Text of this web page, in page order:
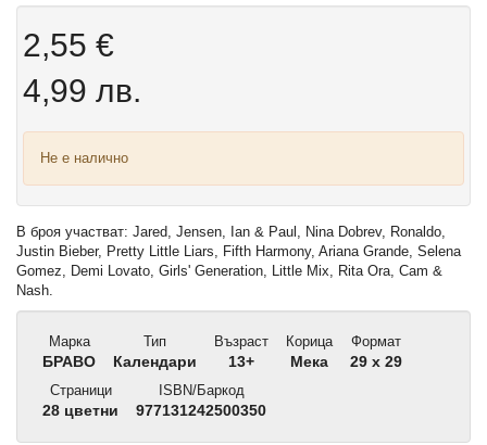
2,55 €
4,99 лв.
Не е налично
В броя участват: Jared, Jensen, Ian & Paul, Nina Dobrev, Ronaldo,
Justin Bieber, Pretty Little Liars, Fifth Harmony, Ariana Grande, Selena
Gomez, Demi Lovato, Girls' Generation, Little Mix, Rita Ora, Cam &
Nash.
Марка
БРАВО
Тип
Календари
Възраст
13+
Корица
Мека
Формат
29 x 29
Страници
28 цветни
ISBN/Баркод
977131242500350